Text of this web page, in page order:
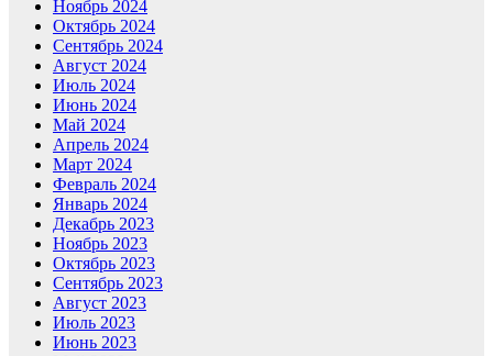
Ноябрь 2024
Октябрь 2024
Сентябрь 2024
Август 2024
Июль 2024
Июнь 2024
Май 2024
Апрель 2024
Март 2024
Февраль 2024
Январь 2024
Декабрь 2023
Ноябрь 2023
Октябрь 2023
Сентябрь 2023
Август 2023
Июль 2023
Июнь 2023